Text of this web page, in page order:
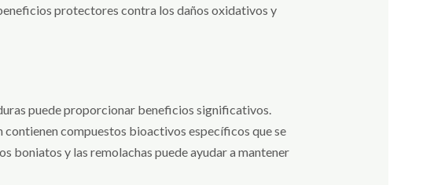
protectores contra los daños oxidativos y
puede proporcionar beneficios significativos.
contienen compuestos bioactivos específicos que se
boniatos y las remolachas puede ayudar a mantener